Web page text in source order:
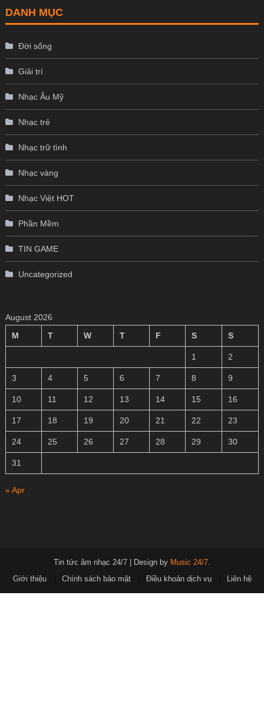
DANH MỤC
Đời sống
Giải trí
Nhạc Âu Mỹ
Nhạc trẻ
Nhạc trữ tình
Nhạc vàng
Nhạc Việt HOT
Phần Mềm
TIN GAME
Uncategorized
August 2026
M
T W T F S S
1 2
3 4 5 6 7 8 9
10 11 12 13 14 15 16
17 18 19 20 21 22 23
24 25 26 27 28 29 30
31
« Apr
Tin tức âm nhạc 24/7 Design by Music 24/7
Giới thiệu
Chính sách bảo mật Điều khoản dịch vụ Liên hệ